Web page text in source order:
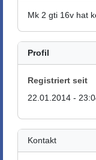
Mk 2 gti 16v hat
Profil
Registriert seit
22.01.2014 -
Kontakt